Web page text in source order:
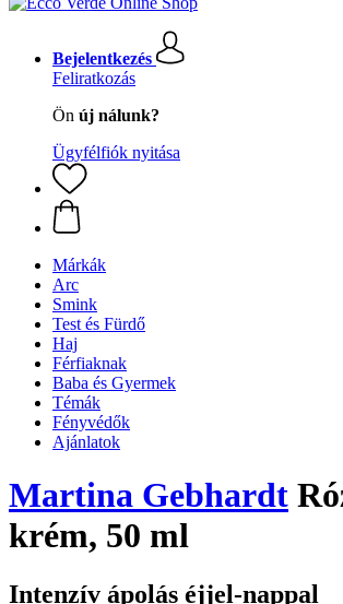
Bejelentkezés
Feliratkozás
Ön új nálunk?
Ügyfélfiók nyitása
Márkák
Arc
Smink
Test és Fürdő
Haj
Férfiaknak
Baba és Gyermek
Témák
Fényvédők
Ajánlatok
Martina Gebhardt
krém, 50 ml
Intenzív ápolás éjjel-nappal